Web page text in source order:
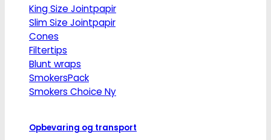
King Size Jointpapir
Slim Size Jointpapir
Cones
Filtertips
Blunt wraps
SmokersPack
Smokers Choice
Opbevaring og transport